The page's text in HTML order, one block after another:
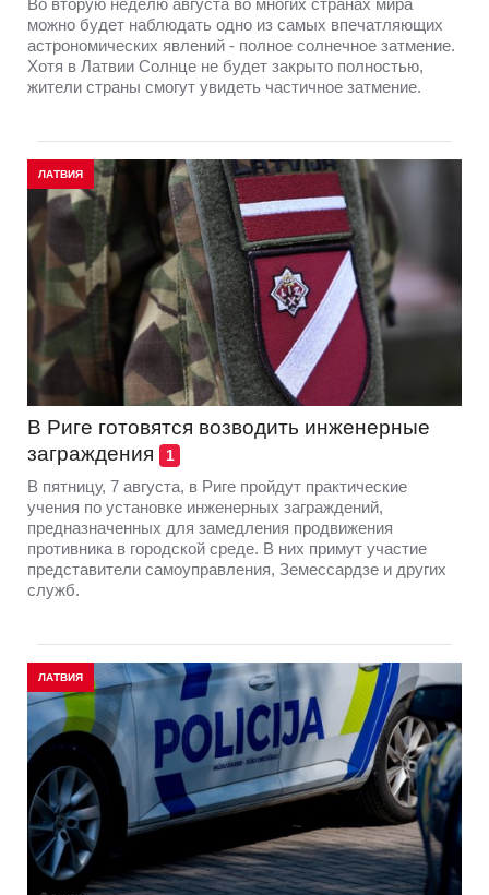
Во вторую неделю августа во многих странах мира
можно будет наблюдать одно из самых впечатляющих
астрономических явлений - полное солнечное затмение.
Хотя в Латвии Солнце не будет закрыто полностью,
жители страны смогут увидеть частичное затмение.
ЛАТВИЯ
В Риге готовятся возводить инженерные
заграждения
1
В пятницу, 7 августа, в Риге пройдут практические
учения по установке инженерных заграждений,
предназначенных для замедления продвижения
противника в городской среде. В них примут участие
представители самоуправления, Земессардзе и других
служб.
ЛАТВИЯ